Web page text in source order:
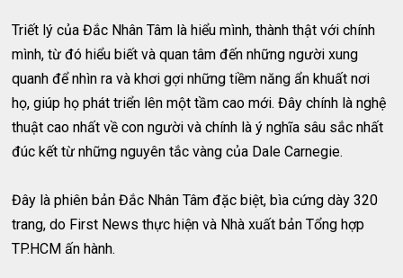
Triết lý của Đắc Nhân Tâm là hiểu mình, thành thật với chính
mình, từ đó hiểu biết và quan tâm đến những người xung
quanh để nhìn ra và khơi gợi những tiềm năng ẩn khuất nơi
họ, giúp họ phát triển lên một tầm cao mới. Đây chính là nghệ
thuật cao nhất về con người và chính là ý nghĩa sâu sắc nhất
đúc kết từ những nguyên tắc vàng của Dale Carnegie.
Đây là phiên bản Đắc Nhân Tâm đặc biệt, bìa cứng dày 320
trang, do First News thực hiện và Nhà xuất bản Tổng hợp
TP.HCM ấn hành.